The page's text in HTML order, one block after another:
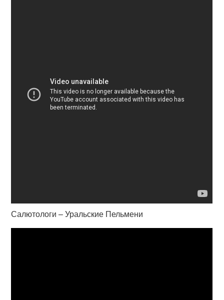
Салютологи – Уральские Пельмени